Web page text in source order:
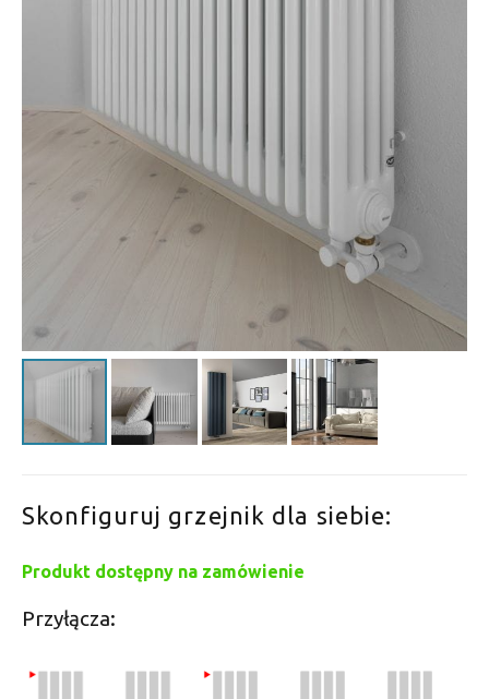
Skonfiguruj grzejnik dla siebie:
Produkt dostępny na zamówienie
Przyłącza: